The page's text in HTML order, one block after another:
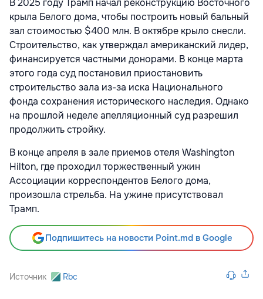
крыла Белого дома, чтобы построить новый бальный
зал стоимостью $400 млн. В октябре крыло снесли.
Строительство, как утверждал американский лидер,
финансируется частными донорами. В конце марта
этого года суд постановил приостановить
строительство зала из-за иска Национального
фонда сохранения исторического наследия. Однако
на прошлой неделе апелляционный суд разрешил
продолжить стройку.
В конце апреля в зале приемов отеля Washington
Hilton, где проходил торжественный ужин
Ассоциации корреспондентов Белого дома,
произошла стрельба. На ужине присутствовал
Трамп.
Подпишитесь на новости Point.md в Google
Источник Rbc